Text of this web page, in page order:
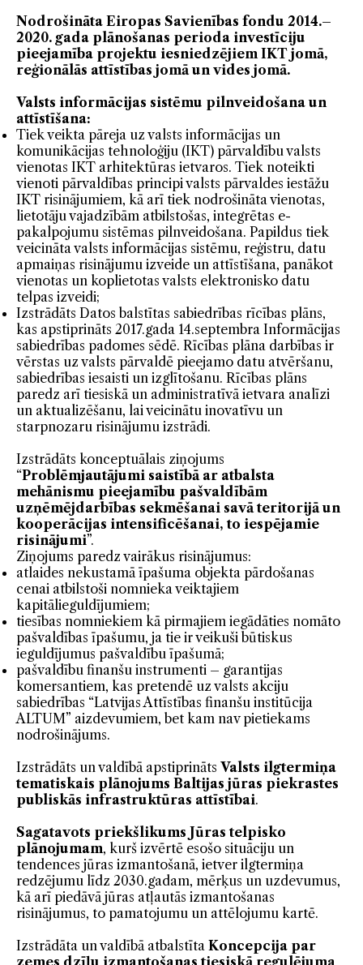
Nodrošināta Eiropas Savienības fondu 2014.–
2020. gada plānošanas perioda investīciju
pieejamība projektu iesniedzējiem IKT jomā,
reģionālās attīstības jomā un vides jomā.
Valsts informācijas sistēmu pilnveidošana un
attīstīšana:
Tiek veikta pāreja uz valsts informācijas un
komunikācijas tehnoloģiju (IKT) pārvaldību valsts
vienotas IKT arhitektūras ietvaros. Tiek noteikti
vienoti pārvaldības principi valsts pārvaldes iestāžu
IKT risinājumiem, kā arī tiek nodrošināta vienotas,
lietotāju vajadzībām atbilstošas, integrētas e-
pakalpojumu sistēmas pilnveidošana. Papildus tiek
veicināta valsts informācijas sistēmu, reģistru, datu
apmaiņas risinājumu izveide un attīstīšana, panākot
vienotas un koplietotas valsts elektronisko datu
telpas izveidi;
Izstrādāts Datos balstītas sabiedrības rīcības plāns,
kas apstiprināts 2017.gada 14.septembra Informācijas
sabiedrības padomes sēdē. Rīcības plāna darbības ir
vērstas uz valsts pārvaldē pieejamo datu atvēršanu,
sabiedrības iesaisti un izglītošanu. Rīcības plāns
paredz arī tiesiskā un administratīvā ietvara analīzi
un aktualizēšanu, lai veicinātu inovatīvu un
starpnozaru risinājumu izstrādi.
Izstrādāts konceptuālais ziņojums
“Problēmjautājumi saistībā ar atbalsta
mehānismu pieejamību pašvaldībām
uzņēmējdarbības sekmēšanai savā teritorijā un
kooperācijas intensificēšanai, to iespējamie
risinājumi”.
Ziņojums paredz vairākus risinājumus:
atlaides nekustamā īpašuma objekta pārdošanas
cenai atbilstoši nomnieka veiktajiem
kapitālieguldījumiem;
tiesības nomniekiem kā pirmajiem iegādāties nomāto
pašvaldības īpašumu, ja tie ir veikuši būtiskus
ieguldījumus pašvaldību īpašumā;
pašvaldību finanšu instrumenti – garantijas
komersantiem, kas pretendē uz valsts akciju
sabiedrības “Latvijas Attīstības finanšu institūcija
ALTUM” aizdevumiem, bet kam nav pietiekams
nodrošinājums.
Izstrādāts un valdībā apstiprināts Valsts ilgtermiņa
tematiskais plānojums Baltijas jūras piekrastes
publiskās infrastruktūras attīstībai.
Sagatavots priekšlikums Jūras telpisko
plānojumam, kurš izvērtē esošo situāciju un
tendences jūras izmantošanā, ietver ilgtermiņa
redzējumu līdz 2030.gadam, mērķus un uzdevumus,
kā arī piedāvā jūras atļautās izmantošanas
risinājumus, to pamatojumu un attēlojumu kartē.
Izstrādāta un valdībā atbalstīta Koncepcija par